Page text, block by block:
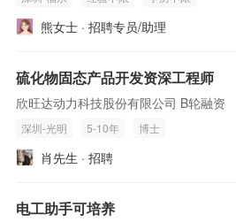
熊女士 · 招聘专员/助理
硫化物固态产品开发资深工程师
欣旺达动力科技股份有限公司 B轮融资
深圳-光明 5-10年 博士
肖先生 · 招聘
电工助手可培养